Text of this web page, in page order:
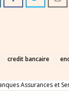
credit bancaire
Assurances et